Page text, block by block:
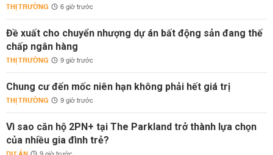
THỊ TRƯỜNG 6 giờ trước
Đề xuất cho chuyển nhượng dự án bất động sản đang thế
chấp ngân hàng
THỊ TRƯỜNG 9 giờ trước
Chung cư đến mốc niên hạn không phải hết giá trị
THỊ TRƯỜNG 9 giờ trước
Vì sao căn hộ 2PN+ tại The Parkland trở thành lựa chọn
của nhiều gia đình trẻ?